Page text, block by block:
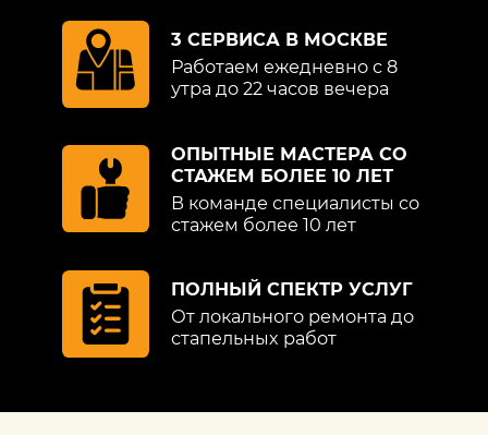
3 СЕРВИСА В МОСКВЕ
Работаем ежедневно с 8
утра до 22 часов вечера
ОПЫТНЫЕ МАСТЕРА СО
СТАЖЕМ БОЛЕЕ 10 ЛЕТ
В команде специалисты со
стажем более 10 лет
ПОЛНЫЙ СПЕКТР УСЛУГ
От локального ремонта до
стапельных работ